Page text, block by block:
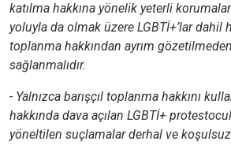
katılma hakkına yönelik yeterli
yoluyla da olmak üzere LGBTİ+’lar dahil
toplanma hakkından ayrım
sağlanmalıdır.
- Yalnızca barışçıl toplanma hakkını
hakkında dava açılan LGBTİ+
yöneltilen suçlamalar derhal ve